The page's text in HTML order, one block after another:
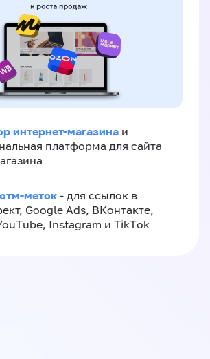
интернет-магазина и
платформа для сайта
меток - для ссылок в
Google Ads, ВКонтакте,
Instagram и TikTok